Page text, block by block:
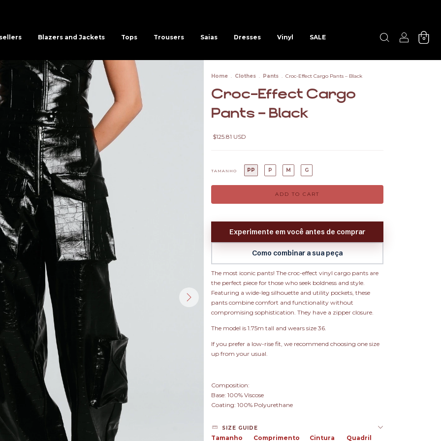
Blazers and Jackets Tops Trousers Saias Dresses Vinyl SALE 0
Home Clothes Pants Croc-Effect Cargo Pants – Black
Croc-Effect Cargo
Pants – Black
$125.81 USD
TAMANHO PP P M G
Experimente em você antes de comprar
Como combinar a sua peça
The most iconic pants! The croc-effect vinyl cargo pants are
the perfect piece for those who seek boldness and style.
Featuring a wide-leg silhouette and utility pockets, these
pants combine comfort and functionality without
compromising sophistication. They have a zipper closure.
The model is 1.75m tall and wears size 36.
If you prefer a low-rise fit, we recommend choosing one size
up from your usual.
Composition:
Base: 100% Viscose
Coating: 100% Polyurethane
SIZE GUIDE
Tamanho Comprimento Cintura Quadril